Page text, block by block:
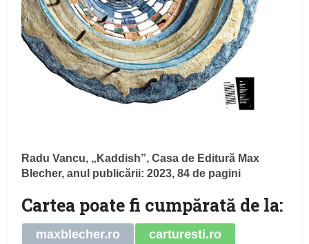
Radu Vancu, „Kaddish”, Casa de Editură Max
Blecher, anul publicării: 2023, 84 de pagini
Cartea poate fi cumpărată de la:
maxblecher.ro carturesti.ro